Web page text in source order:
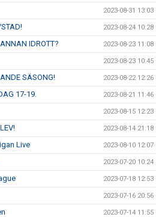
2023-08-31 13:03
2023-08-24 10:28
IDROTT? 2023-08-23 11:08
2023-08-23 10:45
SÄSONG! 2023-08-22 12:26
17-19. 2023-08-21 11:46
2023-08-15 12:23
2023-08-14 21:18
Live 2023-08-10 12:07
2023-07-20 10:24
2023-07-18 12:53
2023-07-16 20:56
2023-07-14 11:55